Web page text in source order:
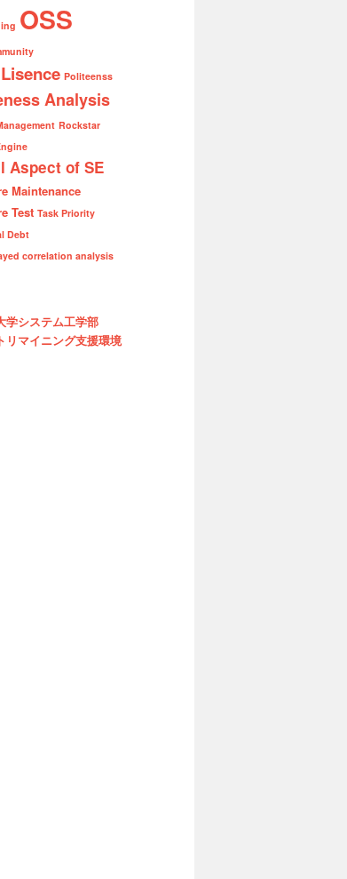
OSS
Politeenss
Analysis
Rockstar
Aspect of SE
Maintenance
Test Task Priority
Debt
correlation analysis
学システム工学部
リマイニング支援環境